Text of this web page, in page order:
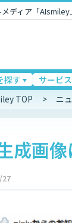
ディア「
探す サービ
TOP ニ
成画
27